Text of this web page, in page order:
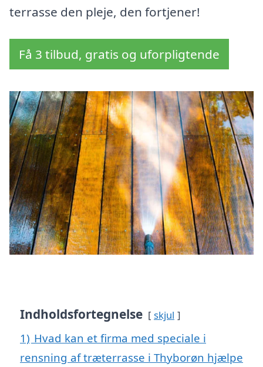
terrasse den pleje, den fortjener!
Få 3 tilbud, gratis og uforpligtende
Indholdsfortegnelse skjul
1) Hvad kan et firma med speciale i
rensning af træterrasse i Thyborøn hjælpe